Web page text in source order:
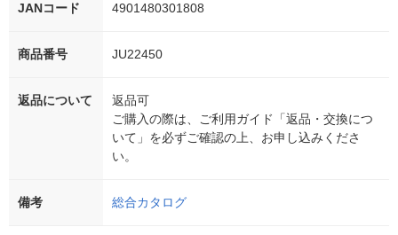
JANコード 4901480301808
商品番号 JU22450
返品について
返品可
ご購入の際は、ご利用ガイド「返品・交換につ
いて」を必ずご確認の上、お申し込みくださ
い。
備考 総合カタログ